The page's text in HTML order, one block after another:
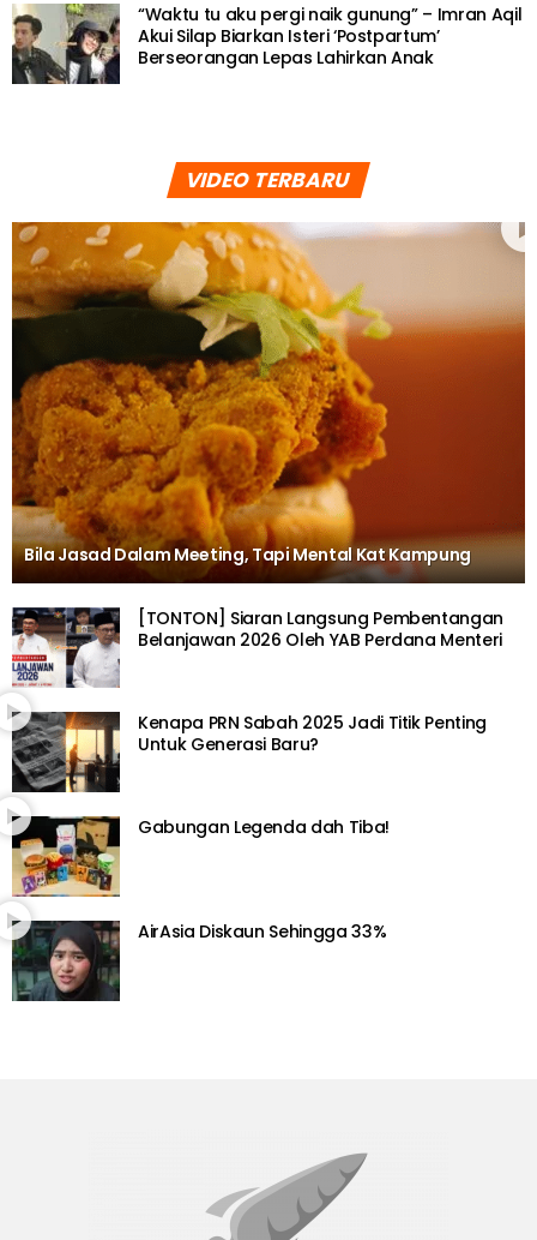
“Waktu tu aku pergi naik gunung” – Imran Aqil
Akui Silap Biarkan Isteri ‘Postpartum’
Berseorangan Lepas Lahirkan Anak
VIDEO TERBARU
Bila Jasad Dalam Meeting, Tapi Mental Kat Kampung
[TONTON] Siaran Langsung Pembentangan
Belanjawan 2026 Oleh YAB Perdana Menteri
Kenapa PRN Sabah 2025 Jadi Titik Penting
Untuk Generasi Baru?
Gabungan Legenda dah Tiba!
AirAsia Diskaun Sehingga 33%